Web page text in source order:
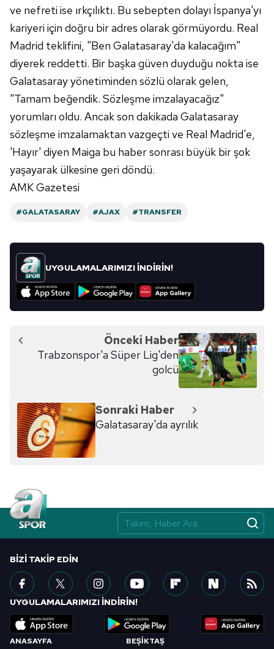
Sizlere daha iyi bir hizmet sunabilmek için İnternet
Sitemizde kendimize ve üçüncü kişilere ait çerezler
kullanılmaktadır. Bu çerezler vasıtasıyla çeşitli kişisel
verileriniz işlenmekte olup gerekli olan çerezler bilgi
toplumu hizmetlerinin sunulması amacıyla
kullanılmaktadır. Diğer çerezler, sitemizin daha işlevsel
kılınması ve kişiselleştirilmesi ve sizlere yönelik
reklam/pazarlama faaliyetlerinin yapılması, amaçlarıyla
sınırlı olarak açık rızanız dahilinde kullanılacaktır.
Çerezlere ilişkin tercihlerinizi aşağıda yer alan panel
vasıtasıyla belirleyebilirsiniz. Çerezlere ilişkin detaylı bilgi
için Ayarlar butonuna tıklayabilir,
Metnimiziziyaret edebilirsiniz.
hazırlanmış Aydınlatma Metnimizi okumak ve sitemizde
ilgili mevzuata uygun olarak kullanılan çerezlerle ilgili bilgi
almak için lütfentıklayınız.
ve nefreti ise ırkçılıktı. Bu sebepten dolayı İspanya'yı
kariyeri için doğru bir adres olarak görmüyordu. Real
Madrid teklifini, "Ben Galatasaray'da kalacağım"
diyerek reddetti. Bir başka güven duyduğu nokta ise
Galatasaray yönetiminden sözlü olarak gelen,
"Tamam beğendik. Sözleşme imzalayacağız"
yorumları oldu. Ancak son dakikada Galatasaray
sözleşme imzalamaktan vazgeçti ve Real Madrid'e,
'Hayır' diyen Maiga bu haber sonrası büyük bir şok
yaşayarak ülkesine geri döndü.
AMK Gazetesi
#GALATASARAY #AJAX #TRANSFER
UYGULAMALARIMIZI İNDİRİN!
Önceki Haber
Trabzonspor'a Süper Lig'den
golcü
Sonraki Haber
Galatasaray'da ayrılık
ANASAYFA BEŞİKTAŞ
BIZI TAKIP EDIN
UYGULAMALARIMIZI İNDİRİN!